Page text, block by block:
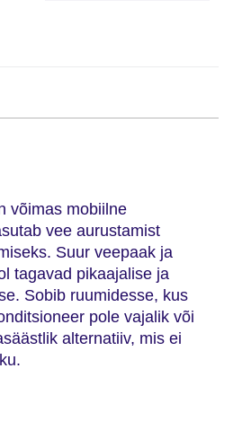
võimas mobiilne
vee aurustamist
Suur veepaak ja
tagavad pikaajalise ja
Sobib ruumidesse, kus
pole vajalik või
alternatiiv, mis ei